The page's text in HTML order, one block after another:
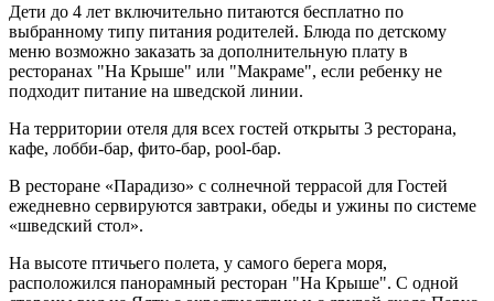
Дети до 4 лет включительно питаются бесплатно по
выбранному типу питания родителей. Блюда по детскому
меню возможно заказать за дополнительную плату в
ресторанах "На Крыше" или "Макраме", если ребенку не
подходит питание на шведской линии.
На территории отеля для всех гостей открыты 3 ресторана,
кафе, лобби-бар, фито-бар, pool-бар.
В ресторане «Парадизо» с солнечной террасой для Гостей
ежедневно сервируются завтраки, обеды и ужины по системе
«шведский стол».
На высоте птичьего полета, у самого берега моря,
расположился панорамный ресторан "На Крыше". С одной